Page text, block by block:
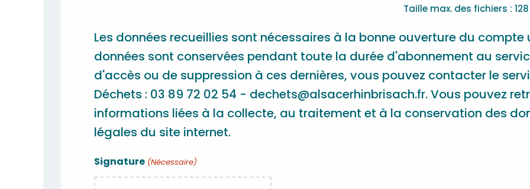
Taille max. des fichiers : 128
Les données recueillies sont nécessaires à la bonne ouverture du
données sont conservées pendant toute la durée d'abonnement au
d'accès ou de suppression à ces dernières, vous pouvez contacter le
Déchets : 03 89 72 02 54 - dechets@alsacerhinbrisach.fr. Vous pouvez
informations liées à la collecte, au traitement et à la conservation des
légales du site internet.
Signature (Nécessaire)